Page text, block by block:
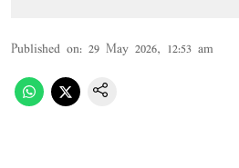
Published on: 29 May 2026, 12:53 am